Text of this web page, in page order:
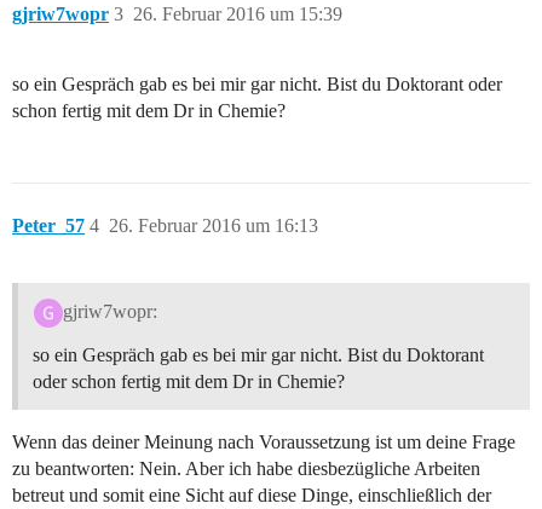
gjriw7wopr 26. Februar 2016 um 15:39
3
so ein Gespräch gab es bei mir gar nicht. Bist du Doktorant oder
schon fertig mit dem Dr in Chemie?
Peter_57 26. Februar 2016 um 16:13
4
gjriw7wopr:
so ein Gespräch gab es bei mir gar nicht. Bist du Doktorant
oder schon fertig mit dem Dr in Chemie?
Wenn das deiner Meinung nach Voraussetzung ist um deine Frage
zu beantworten: Nein. Aber ich habe diesbezügliche Arbeiten
betreut und somit eine Sicht auf diese Dinge, einschließlich der